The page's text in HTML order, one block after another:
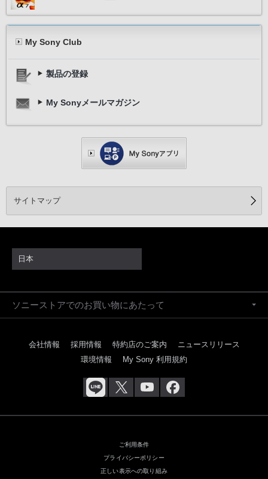
My Sony Club
製品の登録
My Sonyメールマガジン
サイトマップ
日本
ソニーストアでのお買い物にあたって
会社情報 採用情報 特約店のご案内
ニュースリリース
環境情報
My Sony 利用規約
ご利用条件
プライバシーポリシー
正しい表示への取り組み